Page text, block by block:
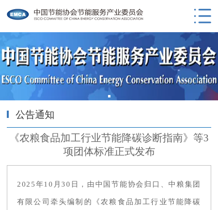
公告通知
《农粮食品加工行业节能降碳诊断指南》等3
项团体标准正式发布
2025年10月30日，由中国节能协会归口、中粮集团
有限公司牵头编制的《农粮食品加工行业节能降碳